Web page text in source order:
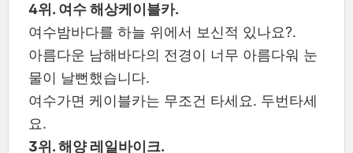
4위. 여수 해상케이블카.
여수밤바다를 하늘 위에서 보신적 있나요?.
아름다운 남해바다의 전경이 너무 아름다워 눈
물이 날뻔했습니다.
여수가면 케이블카는 무조건 타세요. 두번타세
요.
3위. 해양 레일바이크.